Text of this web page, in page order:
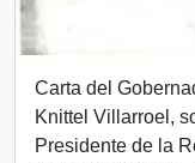
Carta del
Knittel Villarroel,
Presidente de la